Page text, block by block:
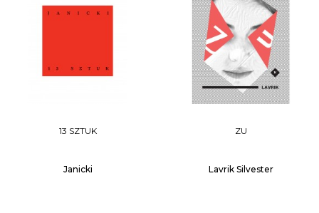
13 SZTUK
Janicki
ZU
Lavrik Silvester